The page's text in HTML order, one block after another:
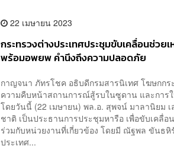
22 เมษายน 2023
กระทรวงต่างประเทศประชุมขับเคลื่อนช่วย
พร้อมอพยพ คำนึงถึงความปลอดภัย
กาญจนา ภัทรโชค อธิบดีกรมสารนิเทศ โฆษกกร
ความคืบหน้าสถานการณ์สู้รบในซูดาน และการ
โดยวันนี้ (22 เมษายน) พล.อ. สุพจน์ มาลานิยม
ชาติ เป็นประธานการประชุมหารือ เพื่อขับเคลื่
ร่วมกับหน่วยงานที่เกี่ยวข้อง โดยมี ณัฐพล ขันธหิ
ประเทศ...